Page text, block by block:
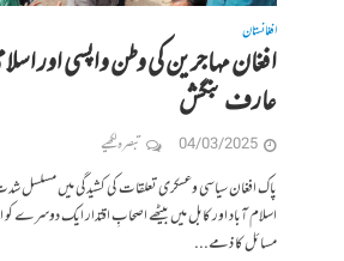
افغانستان
افغان مہاجرین کی وطن واپسی اور
عارف بنگش
04/03/2025 تبصرہ لکھیے
پاک افغان سیاسی وعسکری تعلقات کی کشیدگی میں مسلسل
اسلام آباد اور کابل میں بیٹھے اصحابِ اقتدار ایک
مسائل کا ذمے...